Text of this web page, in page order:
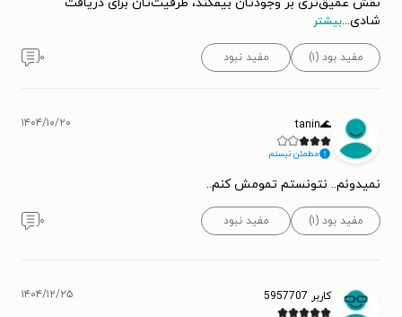
نقش عمیق‌تری بر وجودتان بیفکند، ظرفیت‌تان برای دریافت
شادی...بیشتر
مفید بود (۱) مفید نبود ۰
🌊tanin
مطمئن نیستم.
۱۴۰۴/۱۰/۲۰
نمیدونم.. نتونستم تمومش کنم..
مفید بود (۱) مفید نبود ۰
کاربر 5957707 ۱۴۰۴/۱۲/۲۵